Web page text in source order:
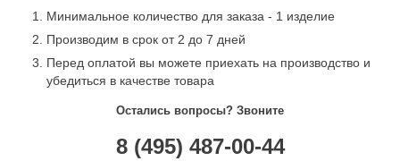
Минимальное количество для заказа - 1 изделие
Производим в срок от 2 до 7 дней
Перед оплатой вы можете приехать на производство и
убедиться в качестве товара
Остались вопросы? Звоните
8 (495) 487-00-44